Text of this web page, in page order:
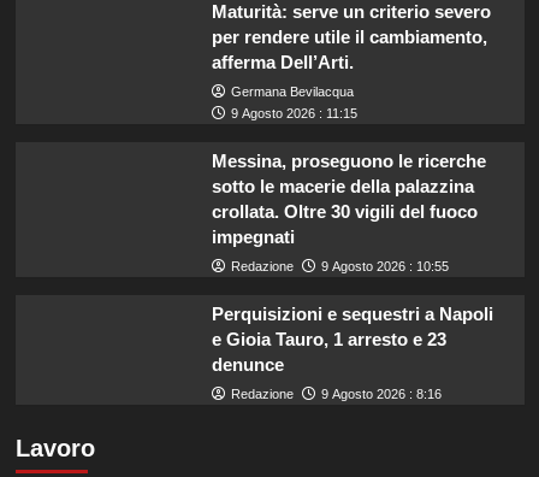
Maturità: serve un criterio severo
per rendere utile il cambiamento,
afferma Dell’Arti.
Germana Bevilacqua
9 Agosto 2026 : 11:15
Messina, proseguono le ricerche
sotto le macerie della palazzina
crollata. Oltre 30 vigili del fuoco
impegnati
Redazione 9 Agosto 2026 : 10:55
Perquisizioni e sequestri a Napoli
e Gioia Tauro, 1 arresto e 23
denunce
Redazione 9 Agosto 2026 : 8:16
Lavoro